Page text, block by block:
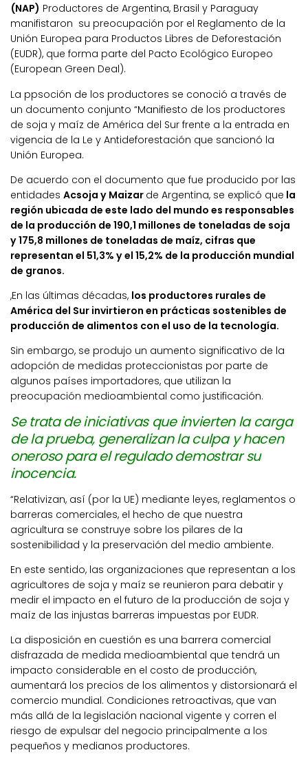
(NAP) Productores de Argentina, Brasil y Paraguay
manifistaron su preocupación por el Reglamento de la
Unión Europea para Productos Libres de Deforestación
(EUDR), que forma parte del Pacto Ecológico Europeo
(European Green Deal).
La ppsoción de los productores se conoció a través de
un documento conjunto “Manifiesto de los productores
de soja y maíz de América del Sur frente a la entrada en
vigencia de la Le y Antideforestación que sancionó la
Unión Europea.
De acuerdo con el documento que fue producido por las
entidades Acsoja y Maizar de Argentina, se explicó que la
región ubicada de este lado del mundo es responsables
de la producción de 190,1 millones de toneladas de soja
y 175,8 millones de toneladas de maíz, cifras que
representan el 51,3% y el 15,2% de la producción mundial
de granos.
,En las últimas décadas, los productores rurales de
América del Sur invirtieron en prácticas sostenibles de
producción de alimentos con el uso de la tecnología.
Sin embargo, se produjo un aumento significativo de la
adopción de medidas proteccionistas por parte de
algunos países importadores, que utilizan la
preocupación medioambiental como justificación.
Se trata de iniciativas que invierten la carga
de la prueba, generalizan la culpa y hacen
oneroso para el regulado demostrar su
inocencia.
“Relativizan, así (por la UE) mediante leyes, reglamentos o
barreras comerciales, el hecho de que nuestra
agricultura se construye sobre los pilares de la
sostenibilidad y la preservación del medio ambiente.
En este sentido, las organizaciones que representan a los
agricultores de soja y maíz se reunieron para debatir y
medir el impacto en el futuro de la producción de soja y
maíz de las injustas barreras impuestas por EUDR.
La disposición en cuestión es una barrera comercial
disfrazada de medida medioambiental que tendrá un
impacto considerable en el costo de producción,
aumentará los precios de los alimentos y distorsionará el
comercio mundial. Condiciones retroactivas, que van
más allá de la legislación nacional vigente y corren el
riesgo de expulsar del negocio principalmente a los
pequeños y medianos productores.